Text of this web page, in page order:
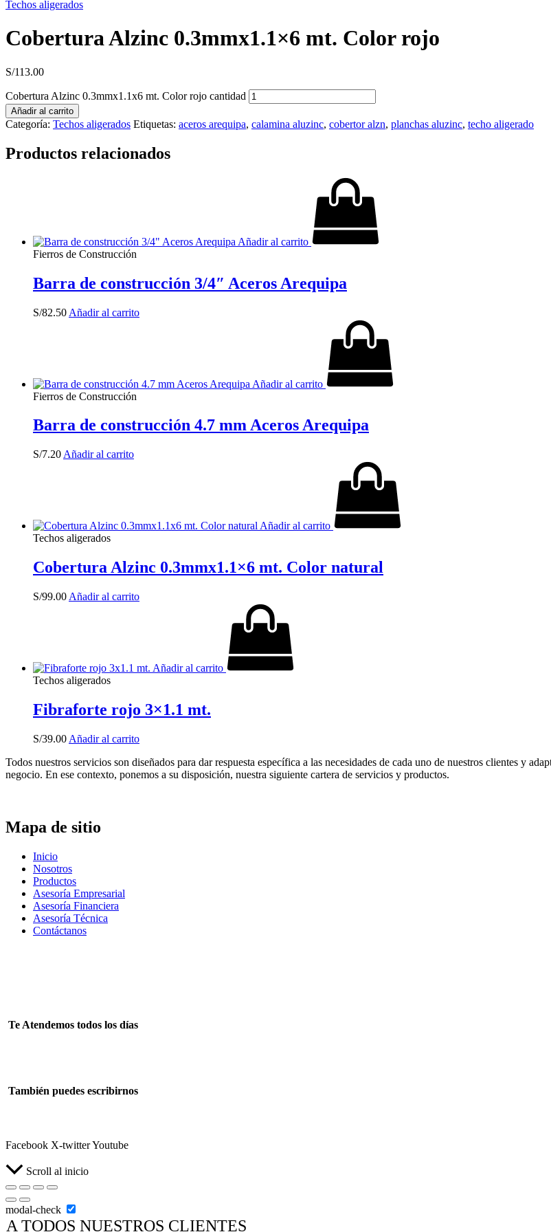
Techos aligerados
Cobertura Alzinc 0.3mmx1.1×6 mt. Color rojo
S/113.00
Cobertura Alzinc 0.3mmx1.1x6 mt. Color rojo cantidad
Añadir al carrito
Categoría: Techos aligerados Etiquetas: aceros arequipa, calamina aluzinc, cobertor alzn, planchas aluzinc, techo aligerado
Productos relacionados
Añadir al carrito
Fierros de Construcción
Barra de construcción 3/4″ Aceros Arequipa
S/82.50 Añadir al carrito
Añadir al carrito
Fierros de Construcción
Barra de construcción 4.7 mm Aceros Arequipa
S/7.20 Añadir al carrito
Añadir al carrito
Techos aligerados
Cobertura Alzinc 0.3mmx1.1×6 mt. Color natural
S/99.00 Añadir al carrito
Añadir al carrito
Techos aligerados
Fibraforte rojo 3×1.1 mt.
S/39.00 Añadir al carrito
Todos nuestros servicios son diseñados para dar respuesta específica a las necesidades de cada uno de nuestros clientes y
negocio. En ese contexto, ponemos a su disposición, nuestra siguiente cartera de servicios y productos.
Mapa de sitio
Inicio
Nosotros
Productos
Asesoría Empresarial
Asesoría Financiera
Asesoría Técnica
Contáctanos
Te Atendemos todos los días
También puedes escribirnos
Facebook X-twitterYoutube
Scroll al inicio
modal-check
A TODOS NUESTROS CLIENTES